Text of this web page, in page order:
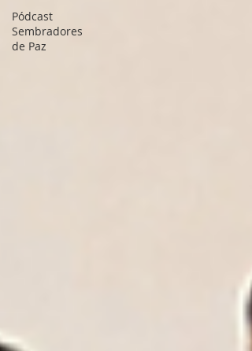
Pódcast
Sembradores
de Paz